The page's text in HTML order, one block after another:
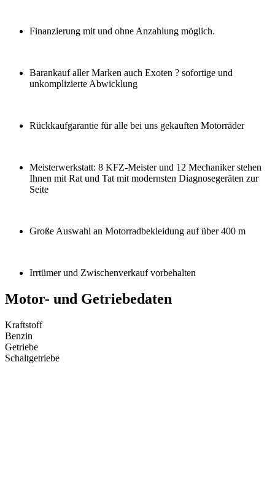
Finanzierung mit und ohne Anzahlung möglich.
Barankauf aller Marken auch Exoten ? sofortige und
unkomplizierte Abwicklung
Rückkaufgarantie für alle bei uns gekauften Motorräder
Meisterwerkstatt: 8 KFZ-Meister und 12 Mechaniker stehen
Ihnen mit Rat und Tat mit modernsten Diagnosegeräten zur
Seite
Große Auswahl an Motorradbekleidung auf über 400 m
Irrtümer und Zwischenverkauf vorbehalten
Motor- und Getriebedaten
Kraftstoff
Benzin
Getriebe
Schaltgetriebe